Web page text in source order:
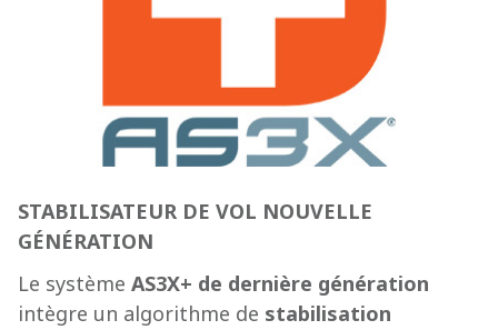
STABILISATEUR DE VOL NOUVELLE
GÉNÉRATION
Le système AS3X+ de dernière génération
intègre un algorithme de stabilisation